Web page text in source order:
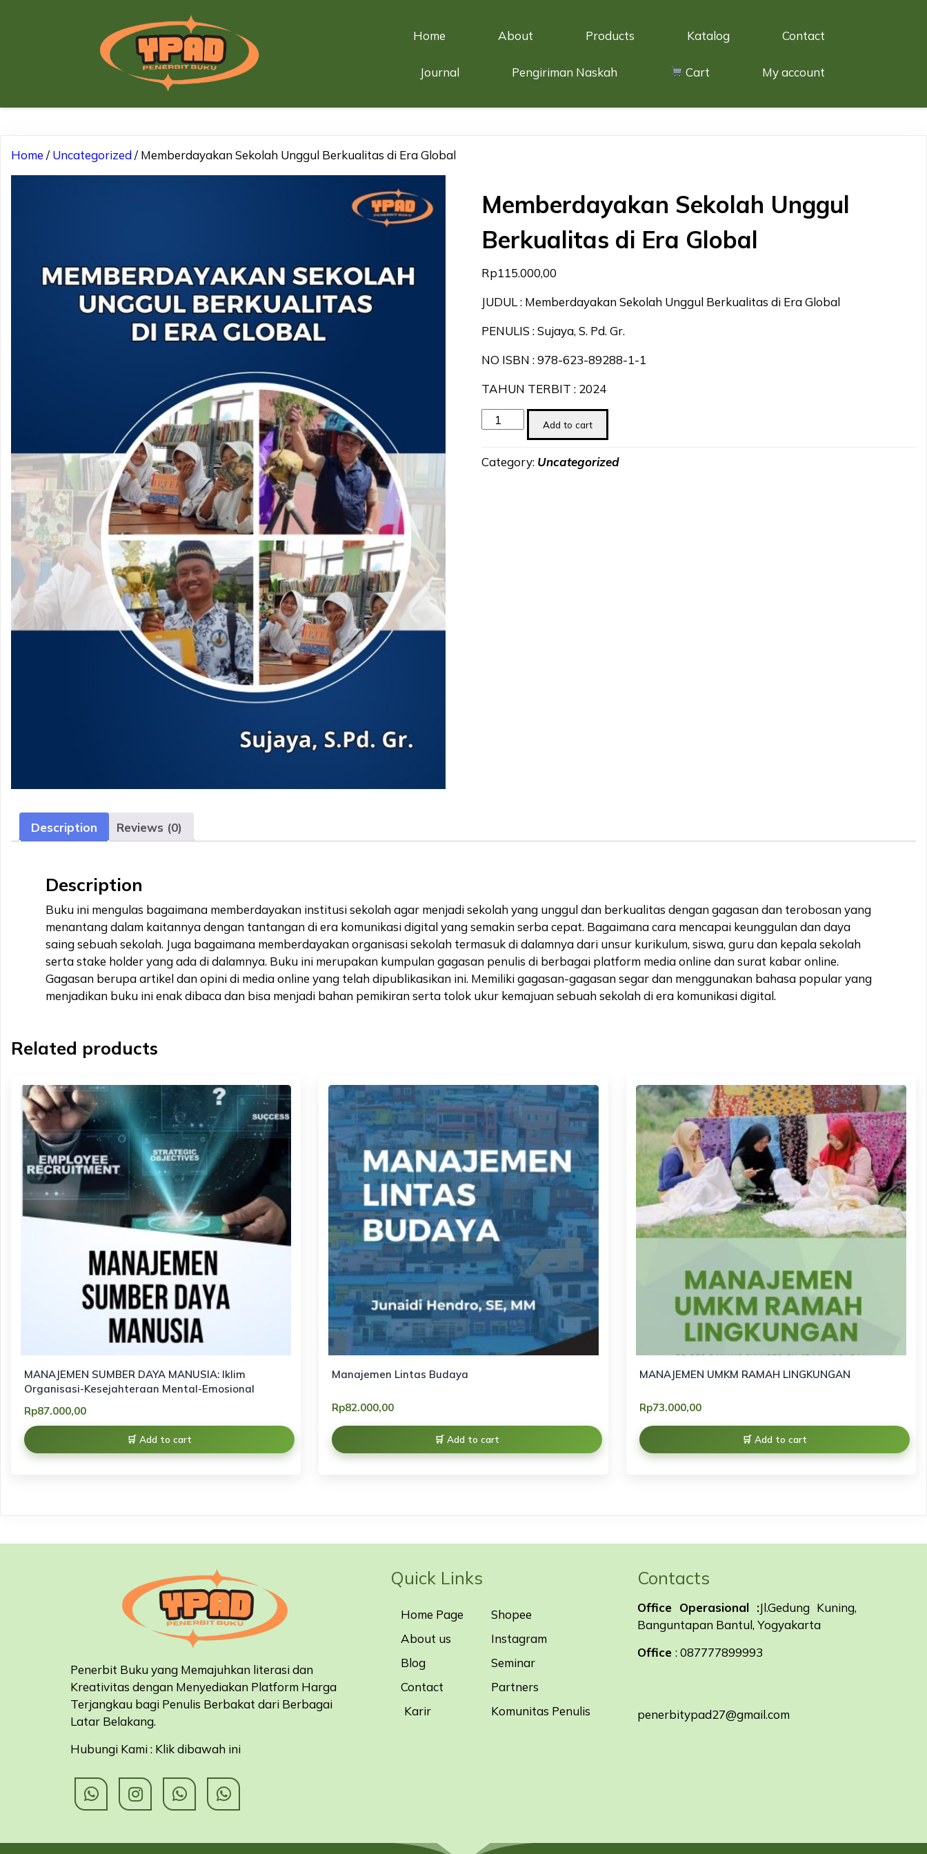
Home About Products Katalog Contact
Journal Pengiriman Naskah Cart My account
Home /Uncategorized/ Memberdayakan Sekolah Unggul Berkualitas di Era Global
Memberdayakan Sekolah Unggul
Berkualitas di Era Global
Rp115.000,00
JUDUL : Memberdayakan Sekolah Unggul Berkualitas di Era Global
PENULIS : Sujaya, S. Pd. Gr.
NO ISBN : 978-623-89288-1-1
TAHUN TERBIT : 2024
Memberdayakan
Sekolah
Berkualitas
Add to cart
Category: Uncategorized
Description Reviews (0)
Description
Buku ini mengulas bagaimana memberdayakan institusi sekolah agar menjadi sekolah yang unggul dan berkualitas dengan gagasan dan terobosan yang
menantang dalam kaitannya dengan tantangan di era komunikasi digital yang semakin serba cepat. Bagaimana cara mencapai keunggulan dan daya
saing sebuah sekolah. Juga bagaimana memberdayakan organisasi sekolah termasuk di dalamnya dari unsur kurikulum, siswa, guru dan kepala sekolah
serta stake holder yang ada di dalamnya. Buku ini merupakan kumpulan gagasan penulis di berbagai platform media online dan surat kabar online.
Gagasan berupa artikel dan opini di media online yang telah dipublikasikan ini. Memiliki gagasan-gagasan segar dan menggunakan bahasa popular yang
menjadikan buku ini enak dibaca dan bisa menjadi bahan pemikiran serta tolok ukur kemajuan sebuah sekolah di era komunikasi digital.
Related products
MANAJEMEN SUMBER DAYA MANUSIA: Iklim
Organisasi-Kesejahteraan Mental-Emosional
Rp87.000,00
Add to cart
Manajemen Lintas Budaya
Rp82.000,00
Add to cart
MANAJEMEN UMKM RAMAH LINGKUNGAN
Rp73.000,00
Add to cart
Penerbit Buku yang Memajuhkan literasi dan
Kreativitas dengan Menyediakan Platform Harga
Terjangkau bagi Penulis Berbakat dari Berbagai
Latar Belakang.
Hubungi Kami : Klik dibawah ini
Quick Links
Home Page
About us
Blog
Contact
Karir
Shopee
Instagram
Seminar
Partners
Komunitas Penulis
Contacts
Office Operasional :Jl.Gedung Kuning,
Banguntapan Bantul, Yogyakarta
Office: 087777899993
penerbitypad27@gmail.com